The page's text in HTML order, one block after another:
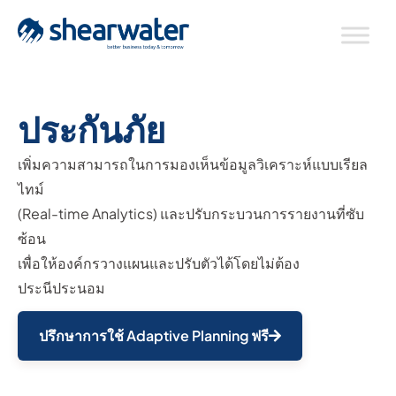
ประกันภัย
เพิ่มความสามารถในการมองเห็นข้อมูลวิเคราะห์แบบเรียล
ไทม์
(Real-time Analytics) และปรับกระบวนการรายงานที่ซับ
ซ้อน
เพื่อให้องค์กรวางแผนและปรับตัวได้โดยไม่ต้อง
ประนีประนอม
ปรึกษาการใช้ Adaptive Planning ฟรี